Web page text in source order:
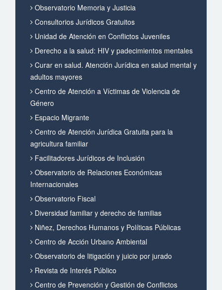
Observatorio Memoria y Justicia
Consultorios Jurídicos Gratuitos
Unidad de Atención en Conflictos Juveniles
Derecho a la salud: HIV y padecimientos mentales
Curar en salud. Atención Jurídica en salud mental y
adultos mayores
Centro de Atención a Víctimas de Violencia de
Género
Espacio Migrante
Centro de Atención Jurídica Gratuita para la
agricultura familiar
Facilitadores Jurídicos de Inclusión
Observatorio de Relaciones Económicas
Internacionales
Observatorio Fiscal
Diversidad familiar y derecho de familias
Niñez, Derechos Humanos y Políticas Públicas
Centro de Acción Urbano Ambiental
Observatorio de litigación y juicio por jurado
Revista de Interés Público
Centro de Prevención y Gestión de Conflictos